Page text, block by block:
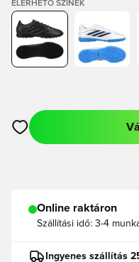
ELÉRHETŐ SZÍNEK
Megnyit egy modált a
Online raktáron
Szállítási idő: 3-4
Ingyenes szállítás